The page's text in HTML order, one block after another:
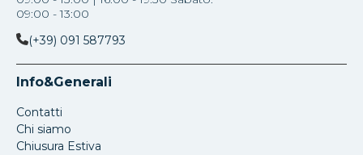
09:00 - 13:00
(+39) 091 587793
Info&Generali
Contatti
Chi siamo
Chiusura Estiva